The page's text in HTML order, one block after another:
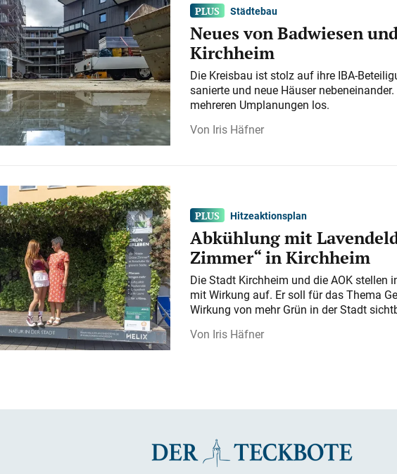
Städtebau
Neues von Badwiesen
Kirchheim
Die Kreisbau ist stolz auf ihre IBA-
sanierte und neue Häuser
mehreren Umplanungen los.
Iris Häfner
Hitzeaktionsplan
Abkühlung mit
Zimmer“ in Kirchheim
Die Stadt Kirchheim und die AOK stellen
mit Wirkung auf. Er soll für das Thema
Wirkung von mehr Grün in der Stadt
Iris Häfner